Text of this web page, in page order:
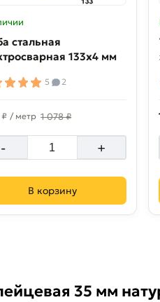
стальная
133х4 мм
5 2
₽ / метр 1 078 ₽
- +
В корзину
35 мм